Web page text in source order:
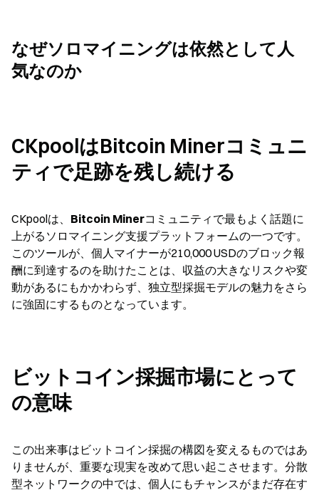
なぜソロマイニングは依然として人
気なのか
CKpoolはBitcoin Minerコミュニ
ティで足跡を残し続ける
CKpoolは、 Bitcoin Minerコミュニティで最もよく話題に
上がるソロマイニング支援プラットフォームの一つです。
このツールが、個人マイナーが210,000 USDのブロック報
酬に到達するのを助けたことは、収益の大きなリスクや変
動があるにもかかわらず、独立型採掘モデルの魅力をさら
に強固にするものとなっています。
ビットコイン採掘市場にとって
の意味
この出来事はビットコイン採掘の構図を変えるものではあ
りませんが、重要な現実を改めて思い起こさせます。分散
型ネットワークの中では、個人にもチャンスがまだ存在す